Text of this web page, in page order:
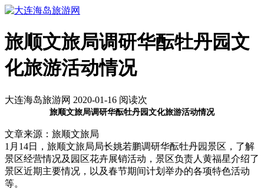
旅顺文旅局调研华酝牡丹园文
化旅游活动情况
大连海岛旅游网 2020-01-16 阅读次
旅顺文旅局调研华酝牡丹园文化旅游活动情况
文章来源：旅顺文旅局
1月14日，旅顺文旅局局长姚若鹏调研华酝牡丹园景区，了解
景区经营情况及园区花卉展销活动，景区负责人黄福星介绍了
景区近期主要情况，以及春节期间计划举办的各项特色活动
等。